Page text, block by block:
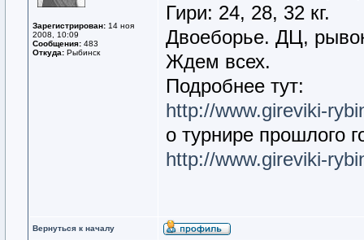
Зарегистрирован: 14 ноя
2008, 10:09
Сообщения: 483
Откуда: Рыбинск
Гири: 24, 28, 32 кг.
Двоеборье. ДЦ,
Ждем всех.
Подробнее тут:
http://www.gireviki-
о турнире прошлого
http://www.gireviki-
Вернуться к началу